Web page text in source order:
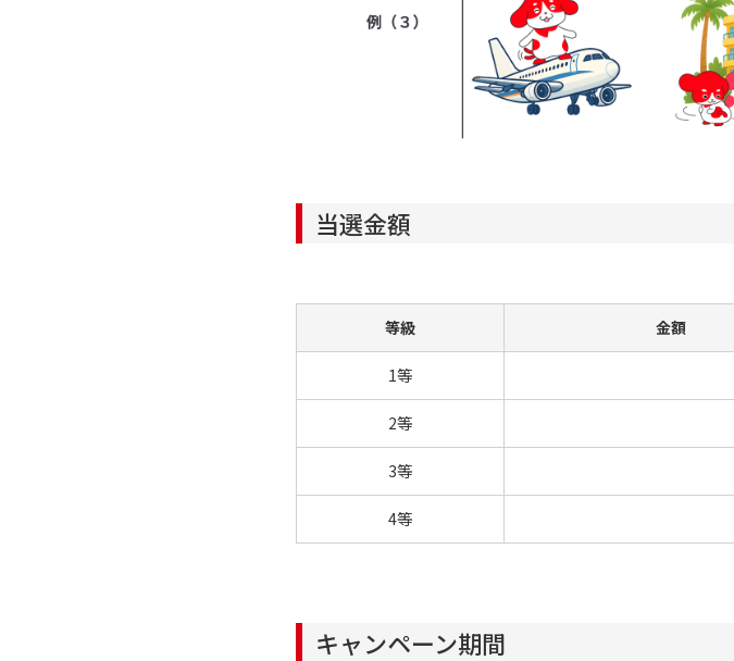
当選金額
等級 金額
1等
2等
3等
4等
キャンペーン期間